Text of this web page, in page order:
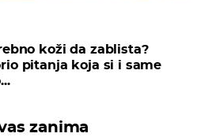
koži da zablista?
pitanja koja si i same
zanima